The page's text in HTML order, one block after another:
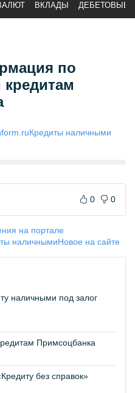
ВКЛАДЫ ДЕБЕТОВЫЕ
по
кредитам
Кредиты наличными
0 0
на портале
наличнымиНовое на сайте
наличными под залог
Примсоцбанка
без справок»